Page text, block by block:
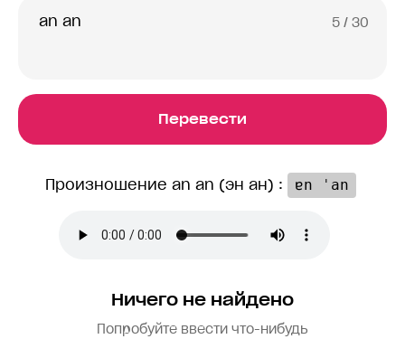
5 / 30
Перевести
Произношение an an (эн ан) : ɐn ˈan
Ничего не найдено
Попробуйте ввести что-нибудь